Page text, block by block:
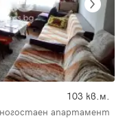
103 кв.м.
апартамент